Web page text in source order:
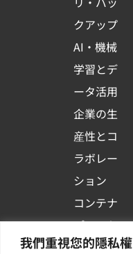
我們重視您的隱私權
クアップ
AI・機械
学習とデ
ータ活用
企業の生
産性とコ
ラボレー
ション
コンテナ
プラット
フォーム